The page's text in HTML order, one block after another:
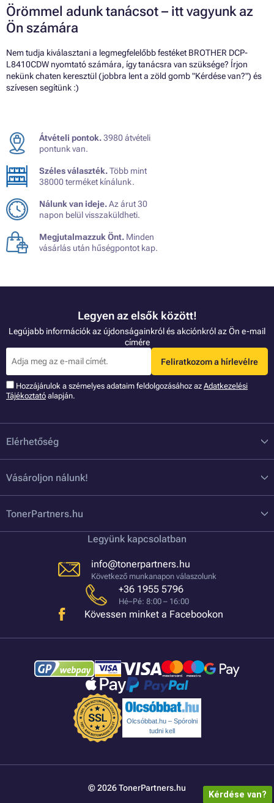
Örömmel adunk tanácsot – itt vagyunk az
Ön számára
Nem tudja kiválasztani a legmegfelelőbb festéket BROTHER DCP-
L8410CDW nyomtató számára, így tanácsra van szüksége? Írjon
nekünk chaten keresztül (jobbra lent a zöld gomb "Kérdése van?") és
szívesen segítünk :)
Átvételi pontok.3980 átvételi
pontunk van.
Széles választék.Több mint
38000 terméket kínálunk.
Nálunk van ideje.Az árut 30
napon belül visszaküldheti.
Megjutalmazzuk Önt. Minden
vásárlás után hűségpontot kap.
Legyen az elsők között!
Legújabb információk az újdonságainkról és akciónkról az Ön e-mail
címére
Feliratkozom a hírlevélre
Hozzájárulok a szémelyes adataim feldolgozásához az Adatkezelési
Tájékoztató alapján.
Elérhetőség
Vásároljon nálunk!
TonerPartners.hu
Legyünk kapcsolatban
info@tonerpartners.hu
Következő munkanapon válaszolunk
+36 1955 5796
Hé–Pé: 8:00 – 16:00
Kövessen minket a Facebookon
Olcsóbbat.hu – Spórolni
tudni kell
© 2026 TonerPartners.hu
Kérdése van?